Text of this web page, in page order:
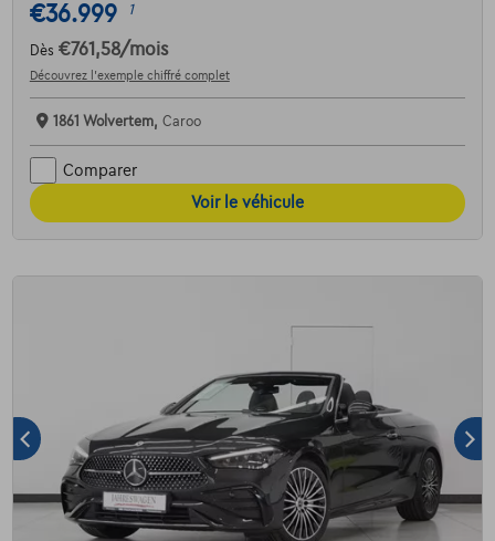
€36.999 1
Dès €761,58/mois
Découvrez l’exemple chiffré complet
1861 Wolvertem, Caroo
Comparer
Voir le véhicule